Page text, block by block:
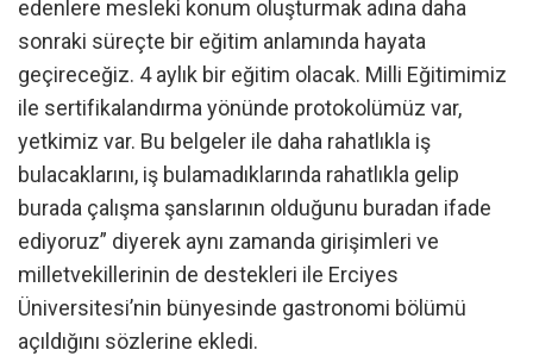
edenlere mesleki konum oluşturmak adına daha
sonraki süreçte bir eğitim anlamında hayata
geçireceğiz. 4 aylık bir eğitim olacak. Milli Eğitimimiz
ile sertifikalandırma yönünde protokolümüz var,
yetkimiz var. Bu belgeler ile daha rahatlıkla iş
bulacaklarını, iş bulamadıklarında rahatlıkla gelip
burada çalışma şanslarının olduğunu buradan ifade
ediyoruz” diyerek aynı zamanda girişimleri ve
milletvekillerinin de destekleri ile Erciyes
Üniversitesi’nin bünyesinde gastronomi bölümü
açıldığını sözlerine ekledi.